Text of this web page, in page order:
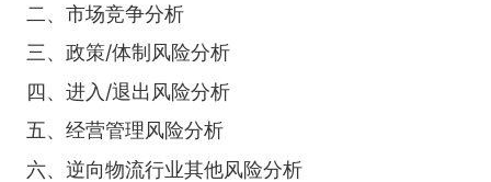
二、市场竞争分析
三、政策/体制风险分析
四、进入/退出风险分析
五、经营管理风险分析
六、逆向物流行业其他风险分析